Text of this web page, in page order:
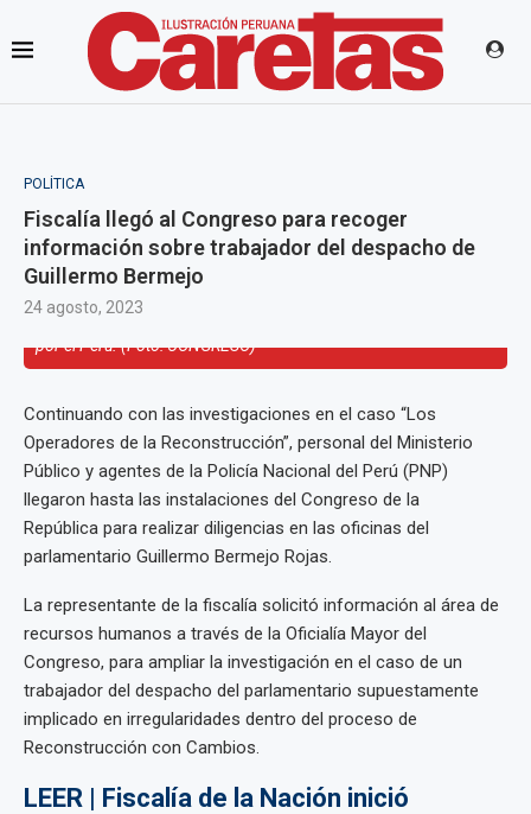
POLÍTICA
Fiscalía llegó al Congreso para recoger
información sobre trabajador del despacho de
Guillermo Bermejo
24 agosto, 2023
Guillermo Bermejo, congresista de Cambio Democrático - Juntos
por el Perú. (Foto: CONGRESO)
Continuando con las investigaciones en el caso “Los
Operadores de la Reconstrucción”, personal del Ministerio
Público y agentes de la Policía Nacional del Perú (PNP)
llegaron hasta las instalaciones del Congreso de la
República para realizar diligencias en las oficinas del
parlamentario Guillermo Bermejo Rojas.
La representante de la fiscalía solicitó información al área de
recursos humanos a través de la Oficialía Mayor del
Congreso, para ampliar la investigación en el caso de un
trabajador del despacho del parlamentario supuestamente
implicado en irregularidades dentro del proceso de
Reconstrucción con Cambios.
LEER | Fiscalía de la Nación inició